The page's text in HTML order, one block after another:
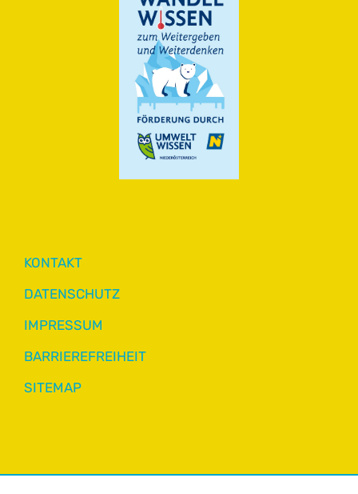
KONTAKT
DATENSCHUTZ
IMPRESSUM
BARRIEREFREIHEIT
SITEMAP